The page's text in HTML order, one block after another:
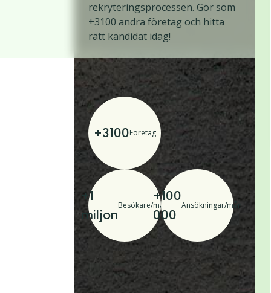
rekryteringsprocessen. Gör som
+3100 andra företag och hitta
rätt kandidat idag!
+1
miljon
Besökare/mån
+100
000
Ansökningar/mån
+3100Företag